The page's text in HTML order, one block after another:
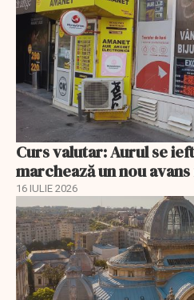
Curs valutar: Aurul se
marchează un nou
16 IULIE 2026